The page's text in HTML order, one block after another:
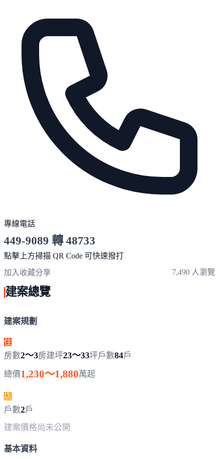
專線電話
449-9089 轉 48733
服務時間 10:00～19:00
點擊上方掃描 QR Code 可快速撥打
加入收藏分享 7,490 人瀏覽
建案總覽
建案規劃
住
房數2～3房建坪23～33坪戶數84戶
總價1,230～1,880萬起
店
戶數2戶
建案價格尚未公開
基本資料